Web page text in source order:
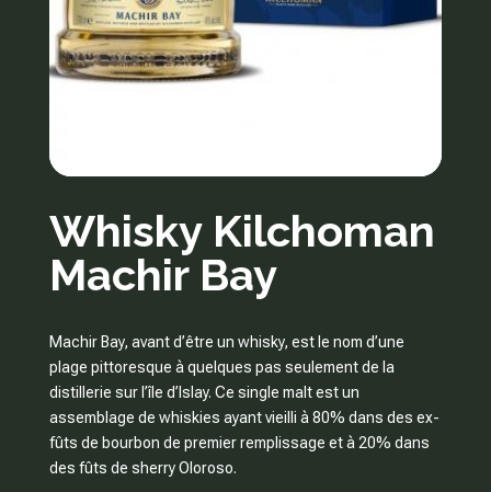
Whisky Kilchoman
Machir Bay
Machir Bay, avant d’être un whisky, est le nom d’une
plage pittoresque à quelques pas seulement de la
distillerie sur l’île d’Islay. Ce single malt est un
assemblage de whiskies ayant vieilli à 80% dans des ex-
fûts de bourbon de premier remplissage et à 20% dans
des fûts de sherry Oloroso.